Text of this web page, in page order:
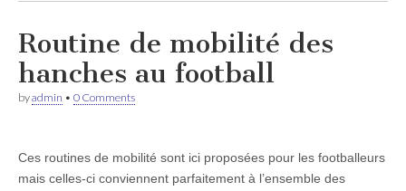
Routine de mobilité des
hanches au football
byadmin • 0 Comments
Ces routines de mobilité sont ici proposées pour les footballeurs
mais celles-ci conviennent parfaitement à l’ensemble des